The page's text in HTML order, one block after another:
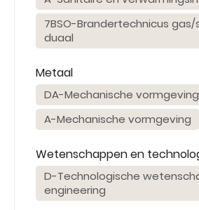
7BSO-Brandertechnicus
duaal
Metaal
DA-Mechanische
A-Mechanische vormgeving
Wetenschappen en
D-Technologische
engineering